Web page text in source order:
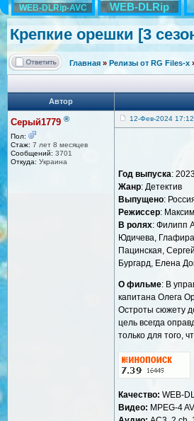
WEB-DLRip-AVC WEB-DLRip
Крепкие орешки [3
Главная » Релизы от RG Files-x
Автор
Серый1779 ®
Пол:
Стаж: 7 лет 8 месяцев
Сообщений: 3701
Откуда: Украина
12-Фев-2024 17:12
Год выпуска:
Жанр: Детектив
Выпущено:
Режиссер:
В ролях: Филипп
Юдичева,
Пацинская,
Бургард, Елена
О фильме: В
капитана Олега
Остроты сюжету
цель всегда
только для того,
Качество: WEB-
Видео: MPEG-4